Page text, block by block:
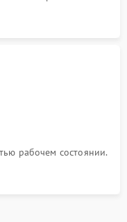
рабочем состоянии.